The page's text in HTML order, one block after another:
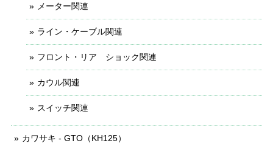
メーター関連
ライン・ケーブル関連
フロント・リア ショック関連
カウル関連
スイッチ関連
カワサキ - GTO（KH125）